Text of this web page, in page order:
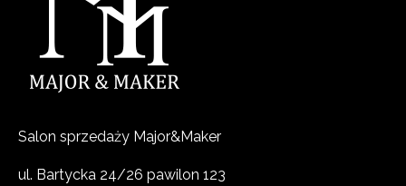
Salon sprzedaży Major&Maker
ul. Bartycka 24/26 pawilon 123